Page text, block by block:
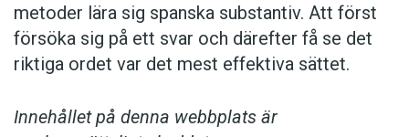
metoder lära sig spanska substantiv. Att först
försöka sig på ett svar och därefter få se det
riktiga ordet var det mest effektiva sättet.
Innehållet på denna webbplats är